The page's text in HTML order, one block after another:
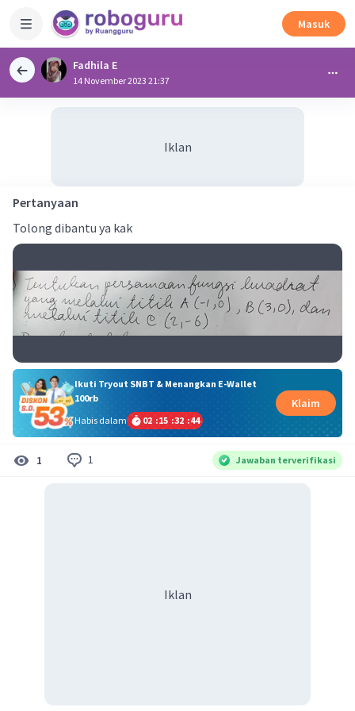
Masuk
Fadhila E
14 November 2023 21:37
Iklan
Pertanyaan
Tolong dibantu ya kak
Ikuti Tryout SNBT & Menangkan E-Wallet
100rb
Habis dalam
02 :15 :32 :43
Klaim
1 1 Jawaban terverifikasi
Iklan